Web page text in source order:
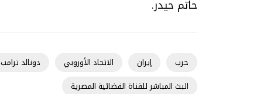
حاتم حيدر.
حرب إيران الاتحاد الأوروبي دونالد ترامب
البث المباشر للقناة الفضائية المصرية